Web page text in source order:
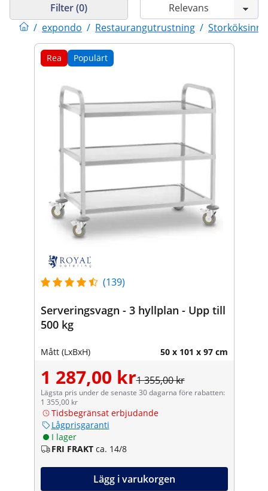
/ expondo / Restaurangutrustning /
Filter (0)
Rea Populärt
(139)
Serveringsvagn - 3 hyllplan - Upp till
500 kg
Mått (LxBxH) 50 x 101 x 97 cm
1 287,00 kr1 355,00 kr
Lägsta pris under de senaste 30 dagarna före rabatten:
1 355,00 kr
Tidsbegränsat erbjudande
Lågprisgaranti
I lager
FRI FRAKT ca. 14/8
Lägg i varukorgen